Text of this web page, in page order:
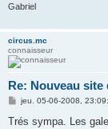
Gabriel
circus.mc
connaisseur
Re: Nouveau
M
s
jeu. 05-06-2008,
Trés sympa. Les